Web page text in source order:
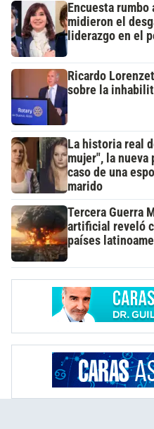
Encuesta
midieron el
liderazgo en el
Ricardo
sobre la
La historia real
mujer", la nueva
caso de una
marido
Tercera Guerra
artificial reveló
países